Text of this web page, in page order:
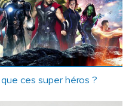
ces super héros ?